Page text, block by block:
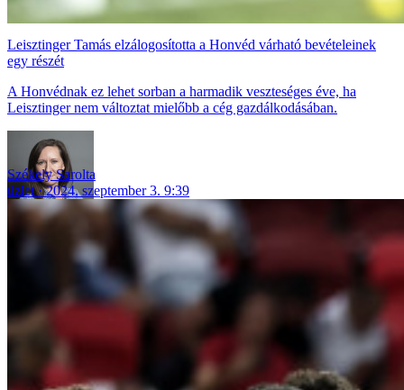
Leisztinger Tamás elzálogosította a Honvéd várható bevételeinek
egy részét
A Honvédnak ez lehet sorban a harmadik veszteséges éve, ha
Leisztinger nem változtat mielőbb a cég gazdálkodásában.
Székely Sarolta
üzlet
2024. szeptember 3. 9:39